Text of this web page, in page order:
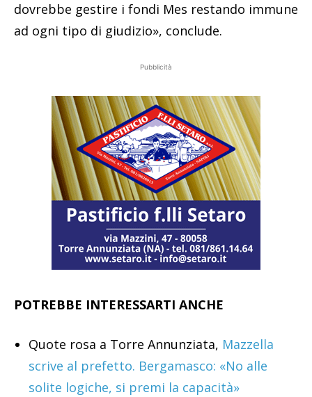
dovrebbe gestire i fondi Mes restando immune
ad ogni tipo di giudizio», conclude.
Pubblicità
POTREBBE INTERESSARTI ANCHE
Quote rosa a Torre Annunziata, Mazzella
scrive al prefetto. Bergamasco: «No alle
solite logiche, si premi la capacità»